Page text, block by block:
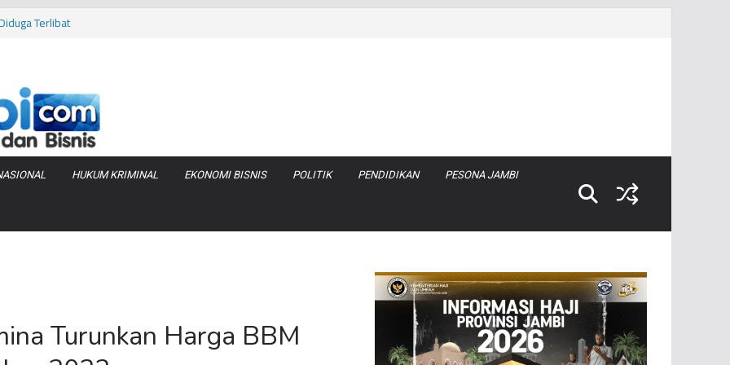
Terlibat
Jadi Rp
Zenix di
HUKUM KRIMINAL EKONOMI BISNIS POLITIK PENDIDIKAN PESONA JAMBI
Turunkan Harga BBM